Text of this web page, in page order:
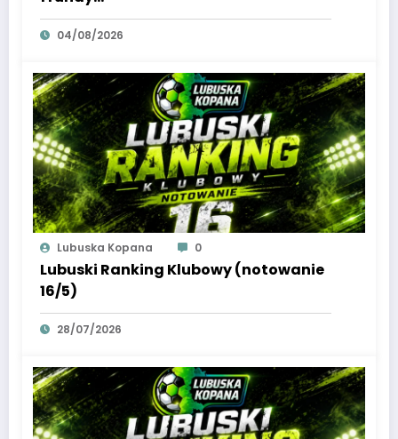
04/08/2026
Lubuska Kopana 0
Lubuski Ranking Klubowy (notowanie
16/5)
28/07/2026